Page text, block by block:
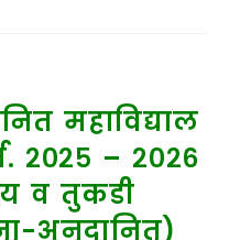
महाविद्याल
२०२५ – २०२६
व तुकडी
अनुदानित)